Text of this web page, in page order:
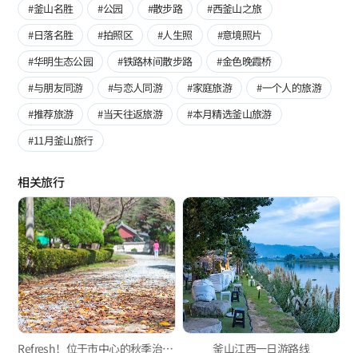
#釜山名胜
#公园 #散步路
#西釜山之旅
#日落名胜
#拍照区 #人生照
#意境照片
#华明生态公园
#铁路林间散步路
#金色晚霞桥
#与朋友同游
#与恋人同游 #家庭旅游
#一个人的旅游
#推荐旅游
#当天往返旅游
#本月精选釜山旅游
#11月釜山旅行
相关旅行
Refresh！位于市中心的秋季治愈散步路 釜山江西一日游路线